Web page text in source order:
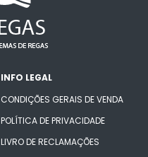
INFO LEGAL
CONDIÇÕES GERAIS DE VENDA
POLÍTICA DE PRIVACIDADE
LIVRO DE RECLAMAÇÕES